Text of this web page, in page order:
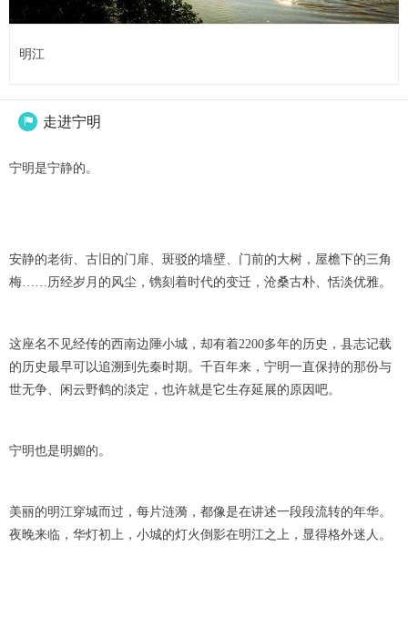
明江
 走进宁明
宁明是宁静的。
安静的老街、古旧的门扉、斑驳的墙壁、门前的大树，屋檐下的三角
梅……历经岁月的风尘，镌刻着时代的变迁，沧桑古朴、恬淡优雅。
这座名不见经传的西南边陲小城，却有着2200多年的历史，县志记载
的历史最早可以追溯到先秦时期。千百年来，宁明一直保持的那份与
世无争、闲云野鹤的淡定，也许就是它生存延展的原因吧。
宁明也是明媚的。
美丽的明江穿城而过，每片涟漪，都像是在讲述一段段流转的年华。
夜晚来临，华灯初上，小城的灯火倒影在明江之上，显得格外迷人。